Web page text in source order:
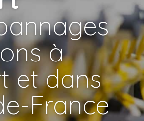
à
et dans
France